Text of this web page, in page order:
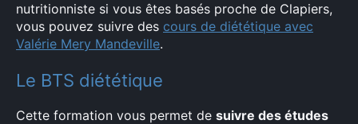
nutritionniste si vous êtes basés proche de Clapiers,
vous pouvez suivre des cours de diététique avec
Valérie Mery Mandeville.
Le BTS diététique
Cette formation vous permet de suivre des études